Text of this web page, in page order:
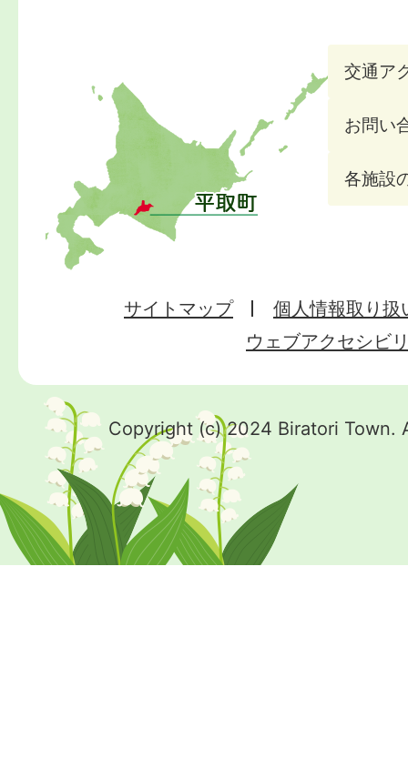
交通ア
お問い
各施設
サイトマップ
個人情報取り扱
ウェブアクセシビ
Copyright (c) 2024 Biratori Town.